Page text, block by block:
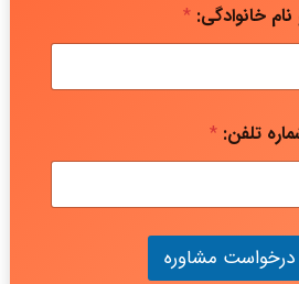
نام خانوادگی: *
تلفن: *
مشاوره